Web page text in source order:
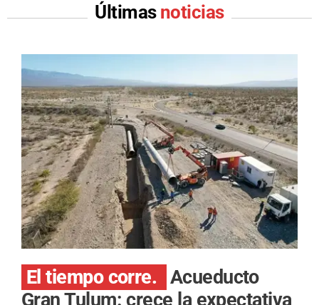
Últimas noticias
El tiempo corre. Acueducto
Gran Tulum: crece la expectativa